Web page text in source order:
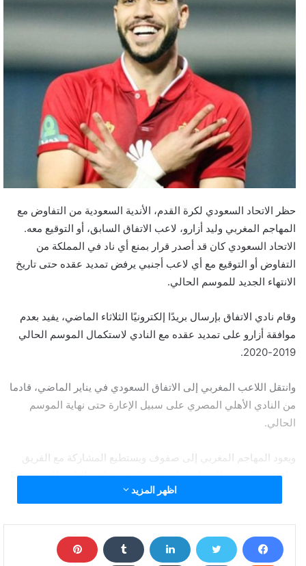
حظر الاتحاد السعودي لكرة القدم، الأندية السعودية من التفاوض مع
المهاجم المغربي وليد أزارو، لاعب الاتفاق السابق، أو التوقيع معه.
الاتحاد السعودي كان قد أصدر قرار بمنع أي ناد في المملكة من
التفاوض أو التوقيع مع أي لاعب أجنبي يرفض تمديد عقده حتى تاريخ
الانتهاء الجديد للموسم الحالي.
وقام نادي الاتفاق بإرسال بريدًا إلكترونيًا الثلاثاء الماضي، يفيد بعدم
موافقة أزارو على تمديد عقده مع النادي لاستكمال الموسم الحالي
2019-2020.
وانتقل اللاعب المغربي إلى الاتفاق السعودي في يناير الماضي، قادما
من النادي الأهلي المصري على سبيل الإعارة حتى نهاية الموسم
الحالي.
ويعود المهاجم المغربي إلى صفوف ويستطيع المشاركة مع الفريق
حظر الأندية السعودية من التعاقد مع أزارو.. وتعقد موقفه
مع الأهلي
اظهر المزيد